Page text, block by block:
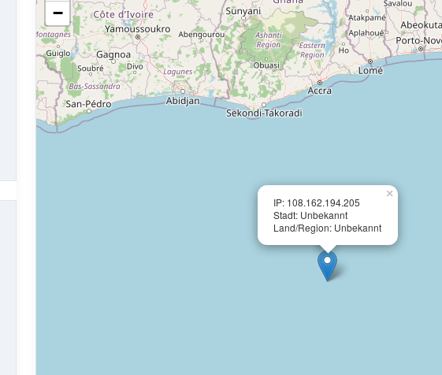
IP: 108.162.194.205
Stadt: Unbekannt
Land/Region: Unbekannt
×
−